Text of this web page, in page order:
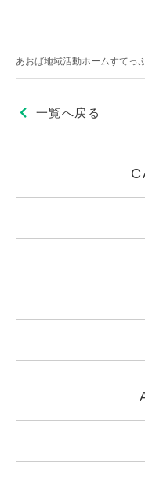
あおば地域活動ホームすてっ
一覧へ戻る